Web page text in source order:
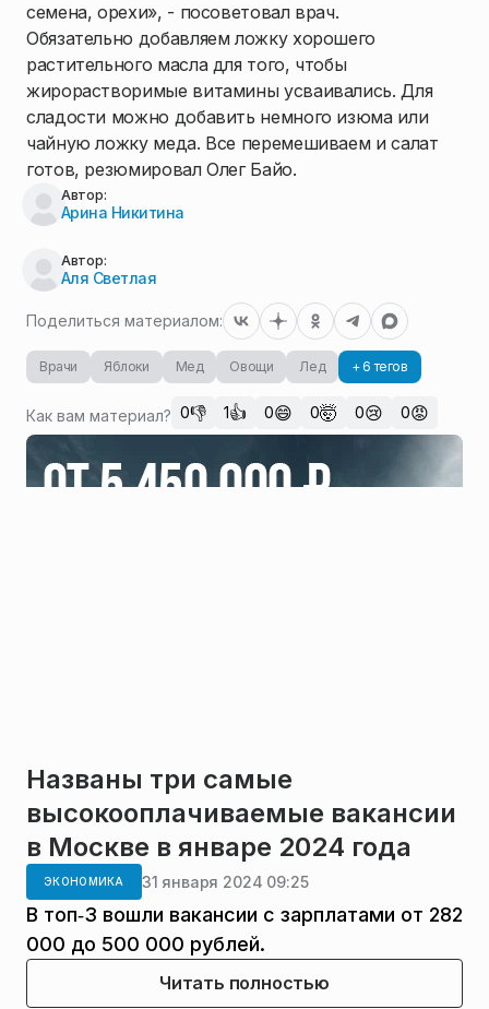
семена, орехи», - посоветовал врач.
Обязательно добавляем ложку хорошего
растительного масла для того, чтобы
жирорастворимые витамины усваивались. Для
сладости можно добавить немного изюма или
чайную ложку меда. Все перемешиваем и салат
готов, резюмировал Олег Байо.
Автор:
Арина Никитина
Автор:
Аля Светлая
Поделиться материалом:
Врачи Яблоки Мед Овощи Лед + 6 тегов
Как вам материал? 0👎 1👍 0😄 0🤯 0😢 0😡
Названы три самые
высокооплачиваемые вакансии
в Москве в январе 2024 года
ЭКОНОМИКА 31 января 2024 09:25
В топ‑3 вошли вакансии с зарплатами от 282
000 до 500 000 рублей.
Читать полностью